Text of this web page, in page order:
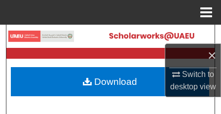
×
Switch to
desktopview
Search
Browse Collections
My Account
Download